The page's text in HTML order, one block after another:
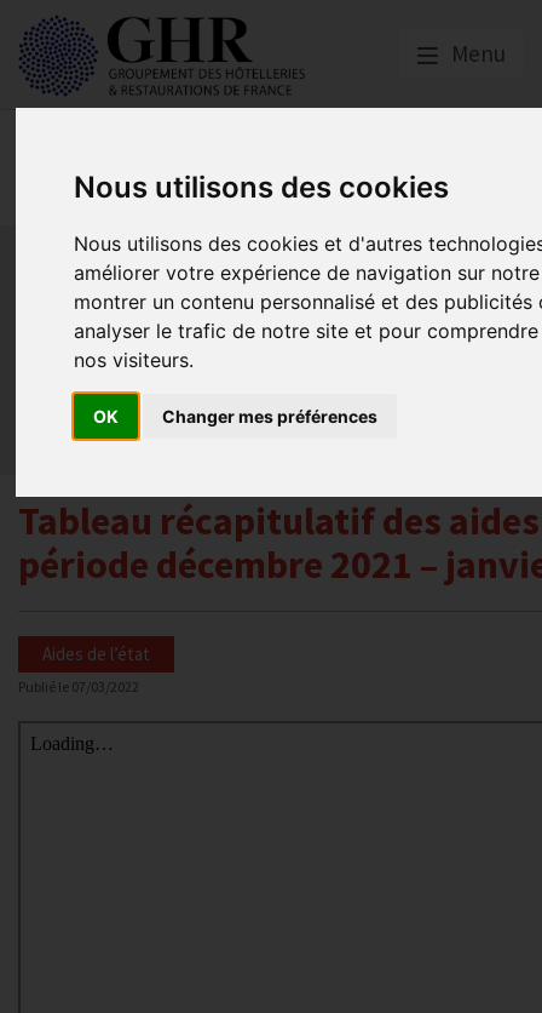
Nous utilisons des cookies
Nous utilisons des cookies et d'autres
améliorer votre expérience de navigation sur
montrer un contenu personnalisé et des publicités
analyser le trafic de notre site et pour
nos visiteurs.
OK Changer mes préférences
Menu
COVID-19
Activité partielle Social Banques
Assurances
Plan Relance Tourisme
Economie de trésorerie
Communication GNI
Sacem
Titres restaurant
Réglementation Fonds de Solidarité
Relations clients & OTA
Agirc-Arrco
Discothèques
Tableau récapitulatif des
période décembre 2021 –
Aides de l’état
Publié le 07/03/2022